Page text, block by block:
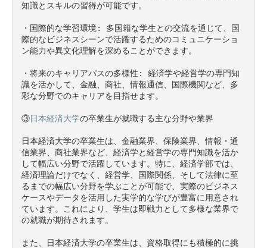
知識とスキルの習得が可能です。
・国際的な学習環境: 多国籍な学生との交流を通じて、国
際的なビジネスシーンで活躍するためのコミュニケーショ
ン能力や異文化理解を深めることができます。
・将来のキャリアパスの多様性: 経済学や経営学の専門知
識を活かして、金融、商社、情報通信、国際機関など、多
彩な分野でのキャリアを目指せます。
③日本経済大学の卒業生が就職する主な分野や業界
日本経済大学の卒業生は、金融業界、保険業界、情報・通
信業界、商社業界など、経済学と経営学の専門知識を活か
して幅広い分野で活躍しています。特に、経済学部では、
経済理論だけでなく、経営学、国際関係、そして法律に至
るまでの幅広い分野を学ぶことが可能で、実際のビジネス
ケースやデータを活用した実学的な学びが豊富に用意され
ています。これにより、学生は即戦力として多様な業界で
の就職が期待されます。
また、日本経済大学の卒業生は、資格取得にも積極的に挑